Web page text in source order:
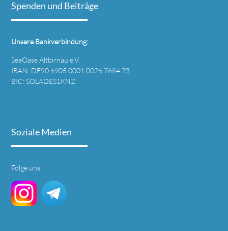
Spenden und Beiträge
Unsere Bankverbindung:
SeeOase Altbirnau e.V.
IBAN: DE90 6905 0001 0026 7684 73
BIC: SOLADES1KNZ
Soziale Medien
Folge uns: